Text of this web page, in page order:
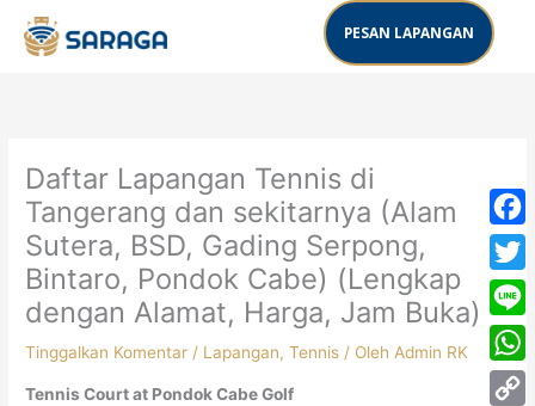
PESAN LAPANGAN
Daftar Lapangan Tennis di
Tangerang dan sekitarnya (Alam
Sutera, BSD, Gading Serpong,
Bintaro, Pondok Cabe) (Lengkap
dengan Alamat, Harga, Jam Buka)
Tinggalkan Komentar / Lapangan,Tennis / OlehAdmin RK
Tennis Court at Pondok Cabe Golf
Line